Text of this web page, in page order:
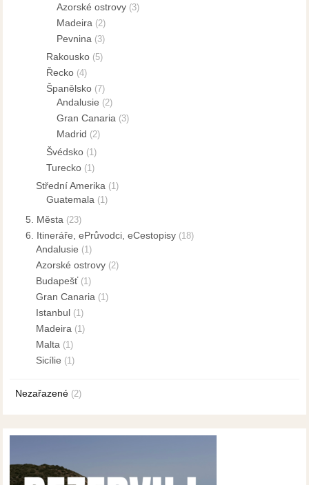
Azorské ostrovy (3)
Madeira (2)
Pevnina (3)
Rakousko (5)
Řecko (4)
Španělsko (7)
Andalusie (2)
Gran Canaria (3)
Madrid (2)
Švédsko (1)
Turecko (1)
Střední Amerika (1)
Guatemala (1)
5. Města (23)
6. Itineráře, ePrůvodci, eCestopisy (18)
Andalusie (1)
Azorské ostrovy (2)
Budapešť(1)
Gran Canaria (1)
Istanbul (1)
Madeira (1)
Malta (1)
Sicílie (1)
Nezařazené (2)